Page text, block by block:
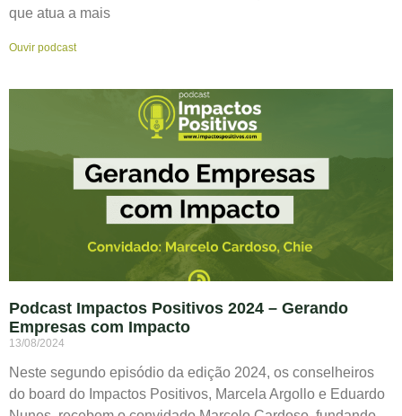
que atua a mais
Ouvir podcast
Podcast Impactos Positivos 2024 – Gerando
Empresas com Impacto
13/08/2024
Neste segundo episódio da edição 2024, os conselheiros
do board do Impactos Positivos, Marcela Argollo e Eduardo